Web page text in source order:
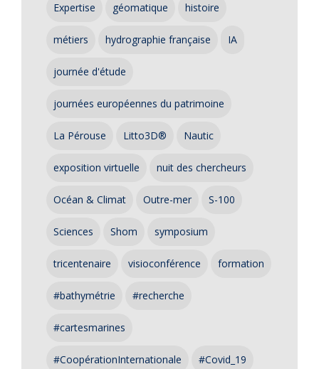
Expertise géomatique histoire
métiers hydrographie française IA
journée d'étude
journées européennes du patrimoine
La Pérouse Litto3D® Nautic
exposition virtuelle nuit des chercheurs
Océan & Climat Outre-mer S-100
Sciences Shom symposium
tricentenaire visioconférence formation
#bathymétrie #recherche
#cartesmarines
#CoopérationInternationale #Covid_19